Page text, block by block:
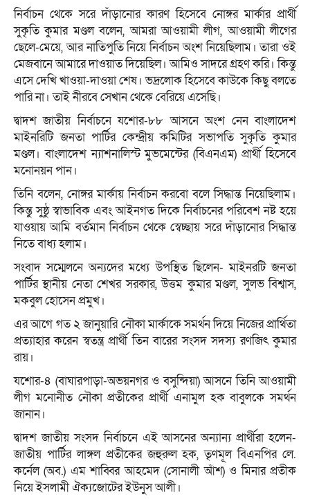
নির্বাচন থেকে সরে দাঁড়ানোর কারণ হিসেবে নোঙ্গর মার্কার প্রার্থী
সুকৃতি কুমার মণ্ডল বলেন, আমরা আওয়ামী লীগ, আওয়ামী লীগের
ছেলে-মেয়ে, আর নাতিপুতি নিয়ে নির্বাচন অংশ নিয়েছিলাম। তারা ওই
মেজবানে আমারে দাওয়াত দিয়েছিল। আমিও সাদরে গ্রহণ করি। কিন্তু
এসে দেখি খাওয়া-দাওয়া শেষ। ভদ্রলোক হিসেবে কাউকে কিছু বলতে
পারি না। তাই নীরবে সেখান থেকে বেরিয়ে এসেছি।
দ্বাদশ জাতীয় নির্বাচনে যশোর-৮৮ আসনে অংশ নেন বাংলাদেশ
মাইনরিটি জনতা পার্টির কেন্দ্রীয় কমিটির সভাপতি সুকৃতি কুমার
মণ্ডল। বাংলাদেশ ন্যাশনালিস্ট মুভমেন্টের (বিএনএম) প্রার্থী হিসেবে
মনোনয়ন পান।
তিনি বলেন, নোঙ্গর মার্কায় নির্বাচন করবো বলে সিদ্ধান্ত নিয়েছিলাম।
কিন্তু সুষ্ঠু স্বাভাবিক এবং আইনগত দিকে নির্বাচনের পরিবেশ নষ্ট হয়ে
যাওয়ায় আমি বর্তমান নির্বাচন থেকে স্বেচ্ছায় সরে দাঁড়ানোর সিদ্ধান্ত
নিতে বাধ্য হলাম।
সংবাদ সম্মেলনে অন্যদের মধ্যে উপস্থিত ছিলেন- মাইনরটি জনতা
পার্টির স্থানীয় নেতা শেখর সরকার, উত্তম কুমার মণ্ডল, সুলভ বিশ্বাস,
মকবুল হোসেন প্রমুখ।
এর আগে গত ২ জানুয়ারি নৌকা মার্কাকে সমর্থন দিয়ে নিজের প্রার্থিতা
প্রত্যাহার করেন স্বতন্ত্র প্রার্থী তিন বারের সংসদ সদস্য রণজিৎ কুমার
রায়।
যশোর-৪ (বাঘারপাড়া-অভয়নগর ও বসুন্দিয়া) আসনে তিনি আওয়ামী
লীগ মনোনীত নৌকা প্রতীকের প্রার্থী এনামুল হক বাবুলকে সমর্থন
জানান।
দ্বাদশ জাতীয় সংসদ নির্বাচনে এই আসনের অন্যান্য প্রার্থীরা হলেন-
জাতীয় পার্টির লাঙ্গল প্রতীকের জহুরুল হক, তৃণমূল বিএনপির লে.
কর্নেল (অব.) এম শাব্বির আহমেদ (সোনালী আঁশ) ও মিনার প্রতীক
নিয়ে ইসলামী ঐক্যজোটের ইউনুস আলী।